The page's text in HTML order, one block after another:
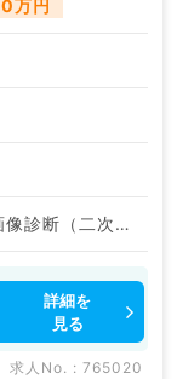
万円
画像診断（一次読影）, 画像診断（二次読影）
詳細を
見る
求人No. : 765020